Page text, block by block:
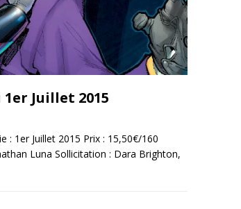
Juillet 2015
: 1er Juillet 2015 Prix : 15,50€/160
Luna Sollicitation : Dara Brighton,